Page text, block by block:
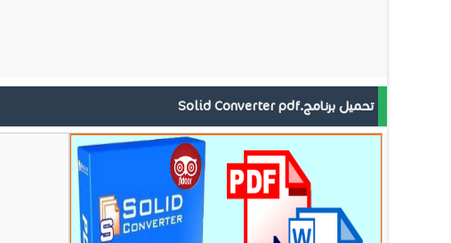
تحميل برنامج.Solid Converter pdf